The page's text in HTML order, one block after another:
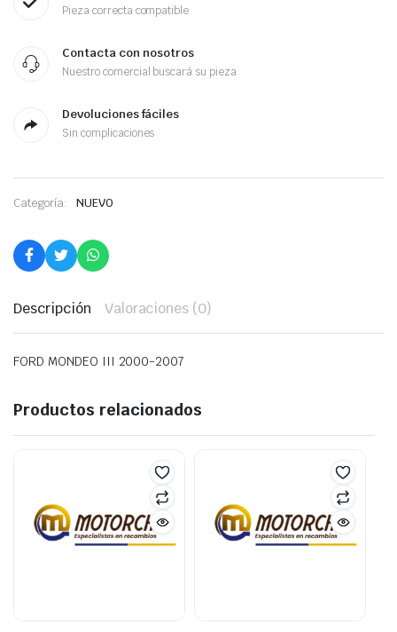
Pieza correcta compatible
Contacta con nosotros
Nuestro comercial buscará su pieza
Devoluciones fáciles
Sin complicaciones
Categoría: NUEVO
Descripción Valoraciones (0)
FORD MONDEO III 2000-2007
Productos relacionados